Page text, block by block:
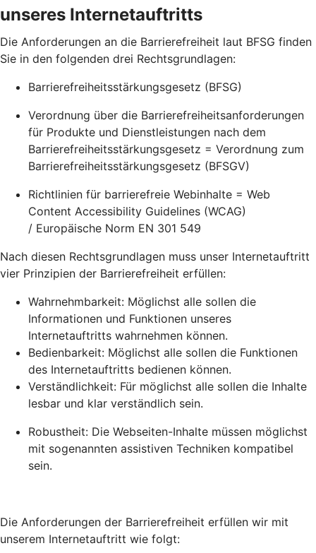
unseres Internetauftritts
Die Anforderungen an die Barrierefreiheit laut BFSG finden
Sie in den folgenden drei Rechtsgrundlagen:
Barrierefreiheitsstärkungsgesetz (BFSG)
Verordnung über die Barrierefreiheitsanforderungen
für Produkte und Dienstleistungen nach dem
Barrierefreiheitsstärkungsgesetz = Verordnung zum
Barrierefreiheitsstärkungsgesetz (BFSGV)
Richtlinien für barrierefreie Webinhalte = Web
Content Accessibility Guidelines (WCAG)
/ Europäische Norm EN 301 549
Nach diesen Rechtsgrundlagen muss unser Internetauftritt
vier Prinzipien der Barrierefreiheit erfüllen:
Wahrnehmbarkeit: Möglichst alle sollen die
Informationen und Funktionen unseres
Internetauftritts wahrnehmen können.
Bedienbarkeit: Möglichst alle sollen die Funktionen
des Internetauftritts bedienen können.
Verständlichkeit: Für möglichst alle sollen die Inhalte
lesbar und klar verständlich sein.
Robustheit: Die Webseiten-Inhalte müssen möglichst
mit sogenannten assistiven Techniken kompatibel
sein.
Die Anforderungen der Barrierefreiheit erfüllen wir mit
unserem Internetauftritt wie folgt: